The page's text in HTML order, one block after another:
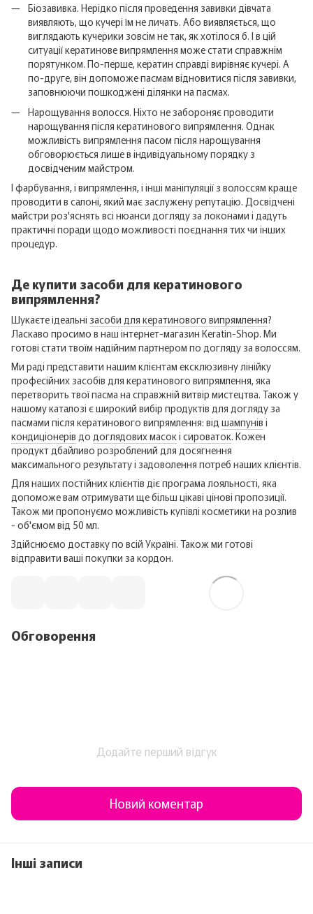
Біозавивка. Нерідко після проведення завивки дівчата
виявляють, що кучері їм не личать. Або виявляється, що
виглядають кучерики зовсім не так, як хотілося б. І в цій
ситуації кератинове випрямлення може стати справжнім
порятунком. По-перше, кератин справді вирівняє кучері. А
по-друге, він допоможе пасмам відновитися після завивки,
заповнюючи пошкоджені ділянки на пасмах.
Нарощування волосся. Ніхто не забороняє проводити
нарощування після кератинового випрямлення. Однак
можливість випрямлення пасом після нарощування
обговорюється лише в індивідуальному порядку з
досвідченим майстром.
І фарбування, і випрямлення, і інші маніпуляції з волоссям краще
проводити в салоні, який має заслужену репутацію. Досвідчені
майстри роз'яснять всі нюанси догляду за локонами і дадуть
практичні поради щодо можливості поєднання тих чи інших
процедур.
Де купити засоби для кератинового
випрямлення?
Шукаєте ідеальні засоби для кератинового випрямлення?
Ласкаво просимо в наш інтернет-магазин Keratin-Shop. Ми
готові стати твоїм надійним партнером по догляду за волоссям.
Ми раді представити нашим клієнтам ексклюзивну лінійку
професійних засобів для кератинового випрямлення, яка
перетворить твої пасма на справжній витвір мистецтва. Також у
нашому каталозі є широкий вибір продуктів для догляду за
пасмами після кератинового випрямлення: від шампунів і
кондиціонерів до доглядових масок і сироваток. Кожен
продукт дбайливо розроблений для досягнення
максимального результату і задоволення потреб наших клієнтів.
Для наших постійних клієнтів діє програма лояльності, яка
допоможе вам отримувати ще більш цікаві цінові пропозиції.
Також ми пропонуємо можливість купівлі косметики на розлив
- об'ємом від 50 мл.
Здійснюємо доставку по всій Україні. Також ми готові
відправити ваші покупки за кордон.
Обговорення
Додайте перший відгук
Новий коментар
Інші записи